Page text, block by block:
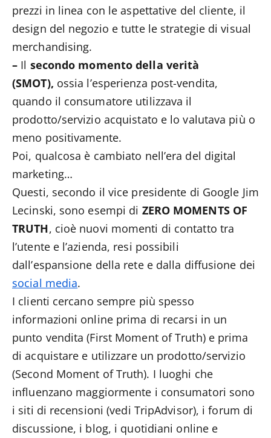
prezzi in linea con le aspettative del cliente, il
design del negozio e tutte le strategie di visual
merchandising.
– Il secondo momento della verità
(SMOT), ossia l’esperienza post-vendita,
quando il consumatore utilizzava il
prodotto/servizio acquistato e lo valutava più o
meno positivamente.
Poi, qualcosa è cambiato nell’era del digital
marketing…
Questi, secondo il vice presidente di Google Jim
Lecinski, sono esempi di ZERO MOMENTS OF
TRUTH, cioè nuovi momenti di contatto tra
l’utente e l’azienda, resi possibili
dall’espansione della rete e dalla diffusione dei
social media.
I clienti cercano sempre più spesso
informazioni online prima di recarsi in un
punto vendita (First Moment of Truth) e prima
di acquistare e utilizzare un prodotto/servizio
(Second Moment of Truth). I luoghi che
influenzano maggiormente i consumatori sono
i siti di recensioni (vedi TripAdvisor), i forum di
discussione, i blog, i quotidiani online e